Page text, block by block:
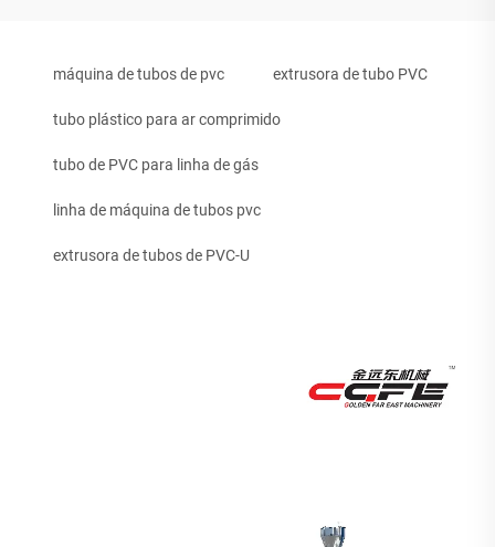
máquina de tubos de pvc extrusora de tubo PVC
tubo plástico para ar comprimido
tubo de PVC para linha de gás
linha de máquina de tubos pvc
extrusora de tubos de PVC-U